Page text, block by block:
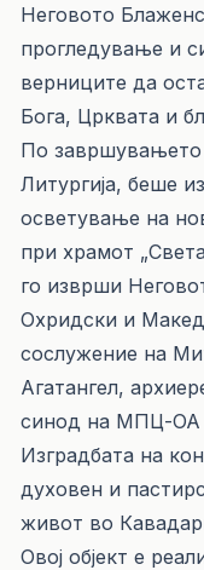
Неговото
прогледување и
верниците да
Бога, Црквата и
По завршувањето
Литургија, беше
осветување на
при храмот
го изврши
Охридски и
сослужение на
Агатангел,
синод на МПЦ-ОА
Изградбата на
духовен и
живот во
Овој објект е